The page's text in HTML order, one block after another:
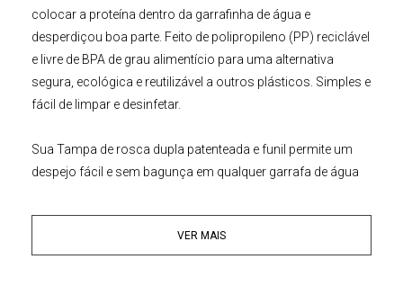
colocar a proteína dentro da garrafinha de água e
desperdiçou boa parte. Feito de polipropileno (PP) reciclável
e livre de BPA de grau alimentício para uma alternativa
segura, ecológica e reutilizável a outros plásticos. Simples e
fácil de limpar e desinfetar.
Sua Tampa de rosca dupla patenteada e funil permite um
despejo fácil e sem bagunça em qualquer garrafa de água
em pó ou pré-treino de sua escolha.
VER MAIS